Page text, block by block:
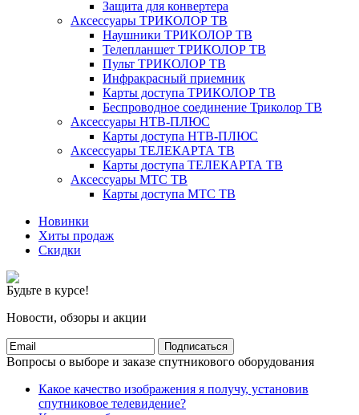
Защита для конвертера
Аксессуары ТРИКОЛОР ТВ
Наушники ТРИКОЛОР ТВ
Телепланшет ТРИКОЛОР ТВ
Пульт ТРИКОЛОР ТВ
Инфракрасный приемник
Карты доступа ТРИКОЛОР ТВ
Беспроводное соединение Триколор ТВ
Аксессуары НТВ-ПЛЮС
Карты доступа НТВ-ПЛЮС
Аксессуары ТЕЛЕКАРТА ТВ
Карты доступа ТЕЛЕКАРТА ТВ
Аксессуары МТС ТВ
Карты доступа МТС ТВ
Новинки
Хиты продаж
Скидки
Будьте в курсе!
Новости, обзоры и акции
Подписаться
Вопросы о выборе и заказе спутникового оборудования
Какое качество изображения я получу, установив
спутниковое телевидение?